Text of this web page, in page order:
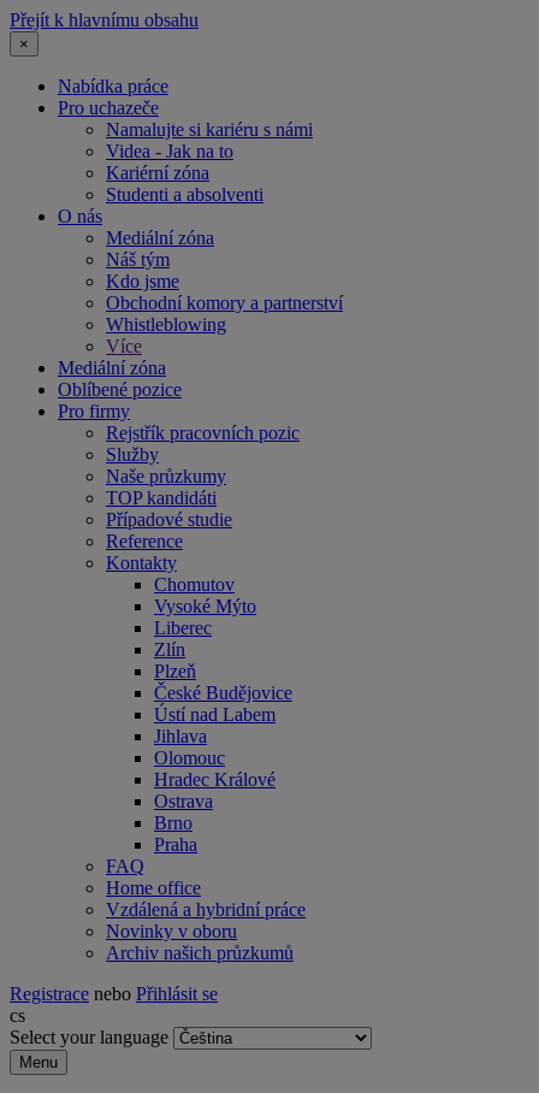
Přejít k hlavnímu obsahu
×
Nabídka práce
Pro uchazeče
Namalujte si kariéru s námi
Videa - Jak na to
Kariérní zóna
Studenti a absolventi
O nás
Mediální zóna
Náš tým
Kdo jsme
Obchodní komory a partnerství
Whistleblowing
Více
Mediální zóna
Oblíbené pozice
Pro firmy
Rejstřík pracovních pozic
Služby
Naše průzkumy
TOP kandidáti
Případové studie
Reference
Kontakty
Chomutov
Vysoké Mýto
Liberec
Zlín
Plzeň
České Budějovice
Ústí nad Labem
Jihlava
Olomouc
Hradec Králové
Ostrava
Brno
Praha
FAQ
Home office
Vzdálená a hybridní práce
Novinky v oboru
Archiv našich průzkumů
Registrace nebo Přihlásit se
cs
Select your language
Menu